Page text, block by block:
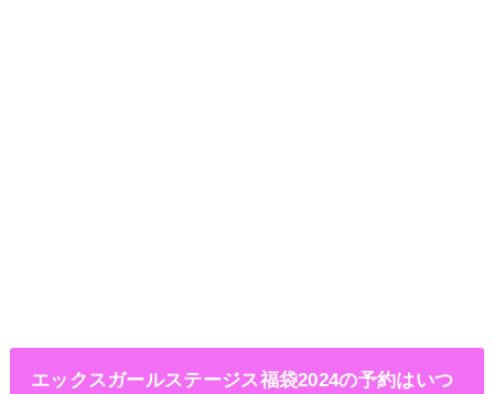
エックスガールステージス福袋2024の予約はいつ